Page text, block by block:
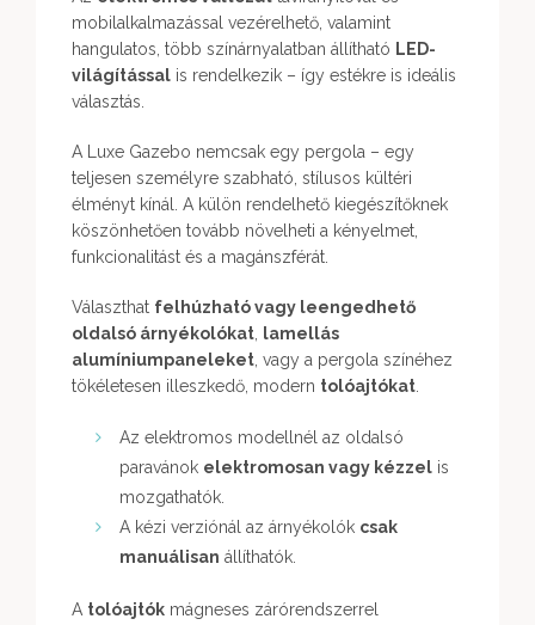
mobilalkalmazással vezérelhető, valamint
hangulatos, több színárnyalatban állítható LED-
világítással is rendelkezik – így estékre is ideális
választás.
A Luxe Gazebo nemcsak egy pergola – egy
teljesen személyre szabható, stílusos kültéri
élményt kínál. A külön rendelhető kiegészítőknek
köszönhetően tovább növelheti a kényelmet,
funkcionalitást és a magánszférát.
Választhat felhúzható vagy leengedhető
oldalsó árnyékolókat
lamellás
alumíniumpaneleket , vagy a pergola színéhez
tökéletesen illeszkedő, modern tolóajtókat
Az elektromos modellnél az oldalsó
paravánok elektromosan vagy kézzel is
mozgathatók.
A kézi verziónál az árnyékolók csak
manuálisan állíthatók.
A tolóajtók mágneses zárórendszerrel